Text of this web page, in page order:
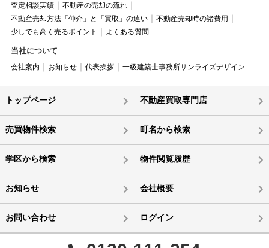
査定相談実績
不動産の売却の流れ
不動産売却方法「仲介」と「買取」の違い
不動産売却時の諸費用
少しでも高く売るポイント
よくある質問
当社について
会社案内 お知らせ 代表挨拶 一級建築士事務所サンライズデザイン
トップページ 不動産買取専門店
売買物件検索 町名から検索
学区から検索 物件閲覧履歴
お知らせ 会社概要
お問い合わせ ログイン